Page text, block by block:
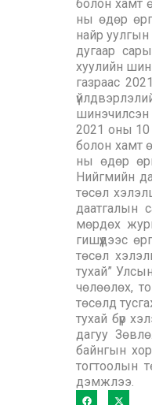
болон хамт
ны өдөр
найр уулгын
дугаар
хуулийн
газраас
шинэчилсэн
2021 оны 10
болон хамт
ны өдөр
Нийгмийн
төсөл
даатгалын
мөрдөх
гишүүдээс
төсөл
тухай”
чөлөөлөх,
төсөлд
тухай бүр
дагуу
байнгын
тогтоолын
дэмжлээ.